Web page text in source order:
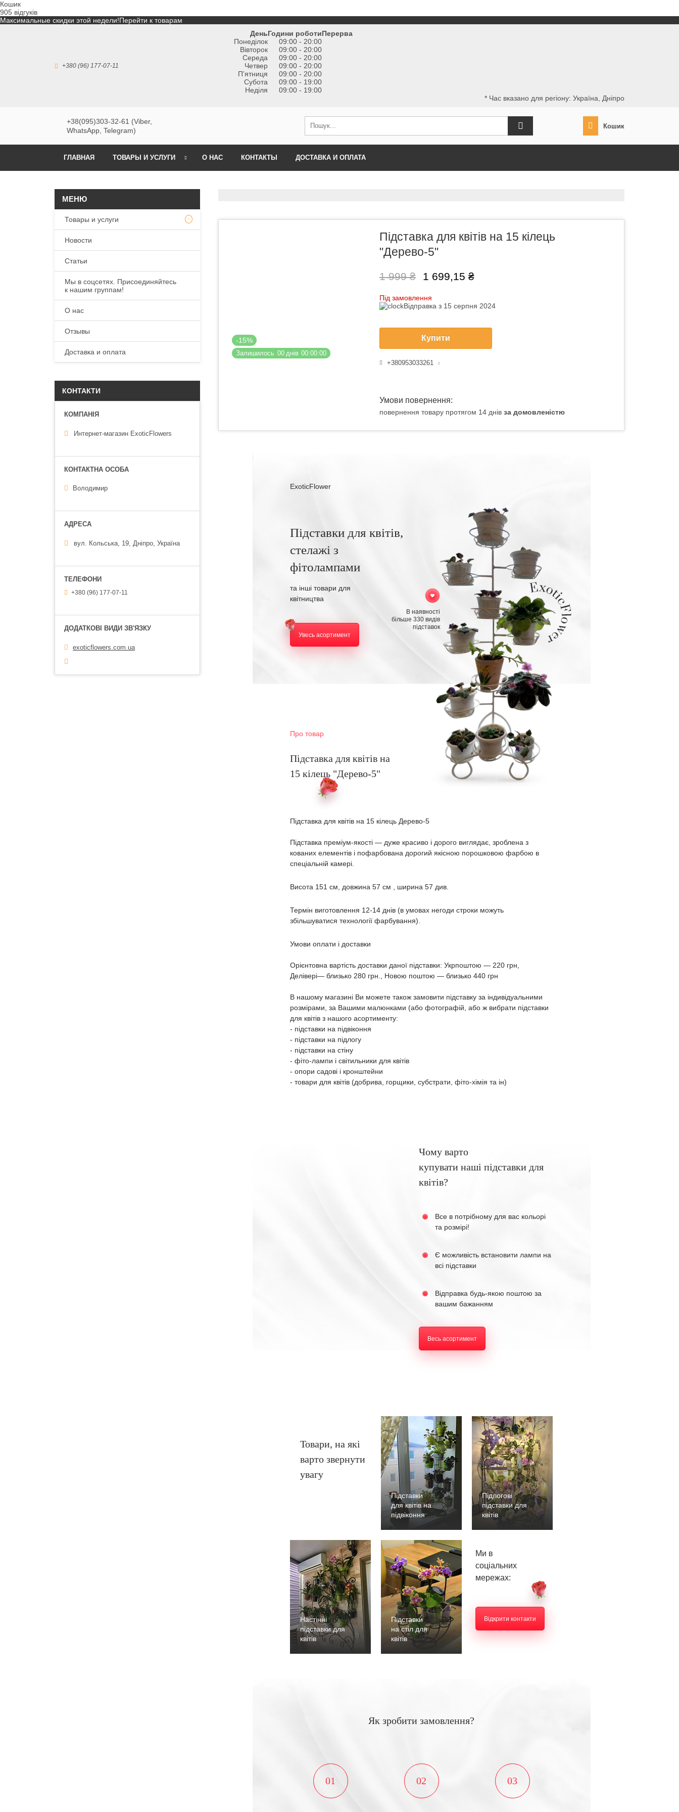
Кошик
905 відгуків
Максимальные скидки этой недели!Перейти к товарам
+380 (96) 177-07-11
ДеньГодини роботиПерерва
Понеділок
09:00 - 20:00
Вівторок
09:00 - 20:00
Середа
09:00 - 20:00
Четвер
09:00 - 20:00
Пʼятниця
09:00 - 20:00
Субота
09:00 - 19:00
Неділя
09:00 - 19:00
* Час вказано для регіону: Україна, Дніпро
+38(095)303-32-61 (Viber,
WhatsApp, Telegram)
Кошик
ГЛАВНАЯ ТОВАРЫ И УСЛУГИ О НАС КОНТАКТЫ ДОСТАВКА И ОПЛАТА
-15%
Залишилось 00 днів 00 00 00
Підставка для квітів на 15 кілець
"Дерево-5"
1 999 ₴ 1 699,15 ₴
Під замовлення
Відправка з 15 серпня 2024
Купити
+380953033261
повернення товару протягом 14 днів за домовленістю
ExoticFlower
Підставки для квітів,
стелажі з
фітолампами
та інші товари для
квітництва
Увесь асортимент
В наявності
більше 330 видів
підставок
Про товар
Підставка для квітів на
15 кілець "Дерево-5"
Підставка для квітів на 15 кілець Дерево-5
Підставка преміум-якості ― дуже красиво і дорого виглядає, зроблена з
кованих елементів і пофарбована дорогий якісною порошковою фарбою в
спеціальній камері.
Висота 151 см, довжина 57 см , ширина 57 див.
Термін виготовлення 12-14 днів (в умовах негоди строки можуть
збільшуватися технології фарбування).
Умови оплати і доставки
Орієнтовна вартість доставки даної підставки: Укрпоштою ― 220 грн,
Делівері― близько 280 грн., Новою поштою ― близько 440 грн
В нашому магазині Ви можете також замовити підставку за індивідуальними
розмірами, за Вашими малюнками (або фотографій, або ж вибрати підставки
для квітів з нашого асортименту:
- підставки на підвіконня
- підставки на підлогу
- підставки на стіну
- фіто-лампи і світильники для квітів
- опори садові і кронштейни
- товари для квітів (добрива, горщики, субстрати, фіто-хімія та ін)
Чому варто
купувати наші підставки для
квітів?
Все в потрібному для вас кольорі
та розмірі!
Є можливість встановити лампи на
всі підставки
Відправка будь-якою поштою за
вашим бажанням
Весь асортимент
Товари, на які
варто звернути
увагу
Підставки
для квітів на
підвіконня
Підлогові
підставки для
квітів
Настінні
підставки для
квітів
Підставки
на стіл для
квітів
Ми в
соціальних
мережах:
Відкрити контакти
Як зробити замовлення?
01 02 03
Товары и услуги
Новости
Статьи
Мы в соцсетях. Присоединяйтесь
к нашим группам!
О нас
Отзывы
Доставка и оплата
КОНТАКТИ
Интернет-магазин ExoticFlowers
Володимир
вул. Кольська, 19, Дніпро, Україна
+380 (96) 177-07-11
exoticflowers.com.ua